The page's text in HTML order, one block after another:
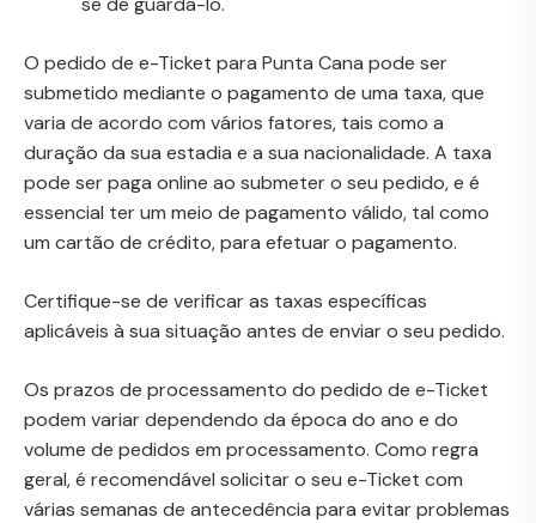
O pedido de e-Ticket para Punta Cana pode ser
submetido mediante o pagamento de uma taxa, que
varia de acordo com vários fatores, tais como a
duração da sua estadia e a sua nacionalidade. A taxa
pode ser paga online ao submeter o seu pedido, e é
essencial ter um meio de pagamento válido, tal como
um cartão de crédito, para efetuar o pagamento.
Certifique-se de verificar as taxas específicas
aplicáveis à sua situação antes de enviar o seu pedido.
Os prazos de processamento do pedido de e-Ticket
podem variar dependendo da época do ano e do
volume de pedidos em processamento. Como regra
geral, é recomendável solicitar o seu e-Ticket com
várias semanas de antecedência para evitar problemas